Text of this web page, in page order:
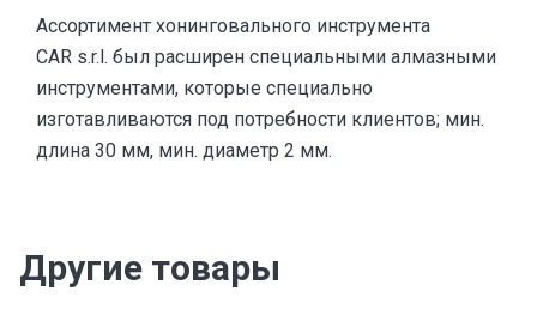
Ассортимент хонинговального инструмента
CAR s.r.l. был расширен специальными алмазными
инструментами, которые специально
изготавливаются под потребности клиентов; мин.
длина 30 мм, мин. диаметр 2 мм.
Другие товары